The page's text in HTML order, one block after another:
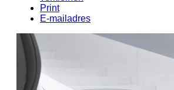
Print
E-mailadres